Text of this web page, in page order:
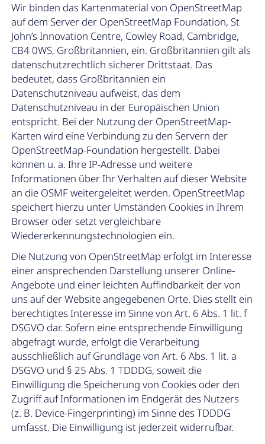
Wir binden das Kartenmaterial von OpenStreetMap
auf dem Server der OpenStreetMap Foundation, St
John’s Innovation Centre, Cowley Road, Cambridge,
CB4 0WS, Großbritannien, ein. Großbritannien gilt als
datenschutzrechtlich sicherer Drittstaat. Das
bedeutet, dass Großbritannien ein
Datenschutzniveau aufweist, das dem
Datenschutzniveau in der Europäischen Union
entspricht. Bei der Nutzung der OpenStreetMap-
Karten wird eine Verbindung zu den Servern der
OpenStreetMap-Foundation hergestellt. Dabei
können u. a. Ihre IP-Adresse und weitere
Informationen über Ihr Verhalten auf dieser Website
an die OSMF weitergeleitet werden. OpenStreetMap
speichert hierzu unter Umständen Cookies in Ihrem
Browser oder setzt vergleichbare
Wiedererkennungstechnologien ein.
Die Nutzung von OpenStreetMap erfolgt im Interesse
einer ansprechenden Darstellung unserer Online-
Angebote und einer leichten Auffindbarkeit der von
uns auf der Website angegebenen Orte. Dies stellt ein
berechtigtes Interesse im Sinne von Art. 6 Abs. 1 lit. f
DSGVO dar. Sofern eine entsprechende Einwilligung
abgefragt wurde, erfolgt die Verarbeitung
ausschließlich auf Grundlage von Art. 6 Abs. 1 lit. a
DSGVO und § 25 Abs. 1 TDDDG, soweit die
Einwilligung die Speicherung von Cookies oder den
Zugriff auf Informationen im Endgerät des Nutzers
(z. B. Device-Fingerprinting) im Sinne des TDDDG
umfasst. Die Einwilligung ist jederzeit widerrufbar.